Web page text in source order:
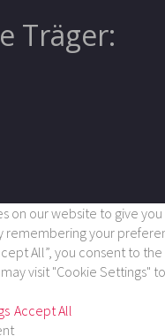
Träger:
on our website to give
remembering your
All”, you consent to
visit "Cookie Settings"
Accept All